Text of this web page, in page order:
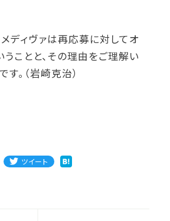
ディヴァは再応募に対してオ
ことと、その理由をご理解い
。（岩崎克治）
ツイート